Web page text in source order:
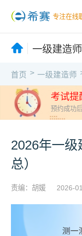
专注在线
一级建造师
首页 > 一级建造师
考试提
预约成功
2026年一
总）
责编：胡媛 2026-